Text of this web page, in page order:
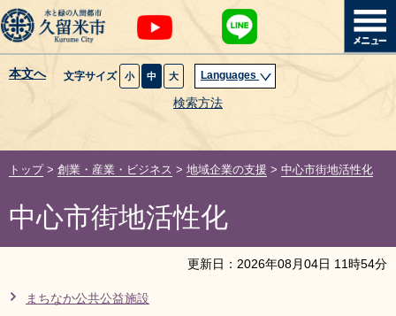
本文へ 文字サイズ 小 中 大 Languages
検索方法
暮らし・届出
健康・医療・福祉
観光魅力・イベント
トップ> 創業・産業・ビジネス > 地域企業の支援 > 中心市街地活性化
中心市街地活性化
更新日： 2026年08月04日 11時54分
まちなか公共公益施設